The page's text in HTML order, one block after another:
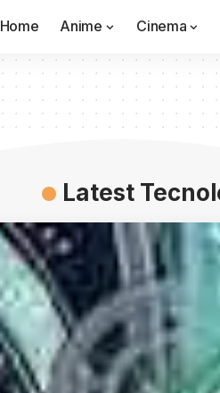
Home Anime Cinema
Latest